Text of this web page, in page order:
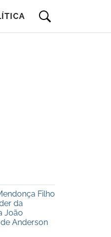
Filho
da
João
Anderson